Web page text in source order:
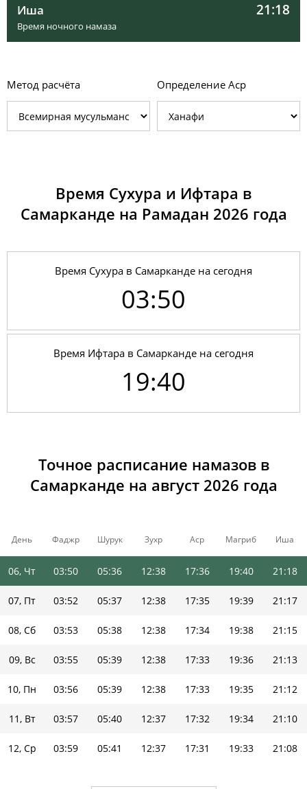
Иша 21:18
Время ночного намаза
Метод расчёта Определение Аср
Время Сухура и Ифтара в
Самарканде на Рамадан 2026 годa
Время Сухура в Самарканде на сегодня
03:50
Время Ифтара в Самарканде на сегодня
19:40
Точное расписание намазов в
Самарканде на август 2026 года
День Фаджр Шурук Зухр Аср Магриб Иша
03, Пн 03:46 05:33 12:38 17:38 19:43 21:23
05, Ср 03:49 05:35 12:38 17:36 19:41 21:20
06, Чт 03:50 05:36 12:38 17:36 19:40 21:18
07, Пт 03:52 05:37 12:38 17:35 19:39 21:17
08, Сб 03:53 05:38 12:38 17:34 19:38 21:15
09, Вс 03:55 05:39 12:38 17:33 19:36 21:13
10, Пн 03:56 05:39 12:38 17:33 19:35 21:12
11, Вт 03:57 05:40 12:37 17:32 19:34 21:10
12, Ср 03:59 05:41 12:37 17:31 19:33 21:08